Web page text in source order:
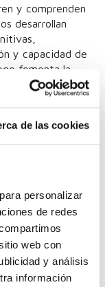
de las cookies
personalizar
de redes
web con
y análisis
información
y comprenden
desarrollan
y capacidad de
fomenta la
y la construcción
el juego se